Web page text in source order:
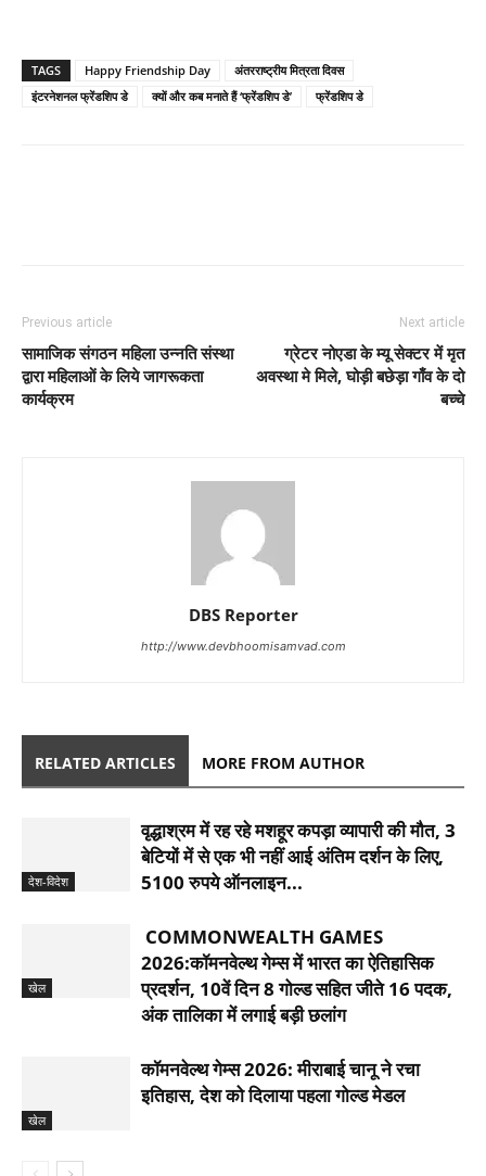
TAGS Happy Friendship Day
अंतरराष्ट्रीय मित्रता दिवस
इंटरनेशनल फ्रेंडशिप डे
क्यों और कब मनाते हैं ‘फ्रेंडशिप डे’ फ्रेंडशिप डे
Previous article
सामाजिक संगठन महिला उन्नति संस्था
द्वारा महिलाओं के लिये जागरूकता
कार्यक्रम
Next article
ग्रेटर नोएडा के म्यू सेक्टर में मृत
अवस्था मे मिले, घोड़ी बछेड़ा गाँव के दो
बच्चे
DBS Reporter
http://www.devbhoomisamvad.com
RELATED ARTICLES MORE FROM AUTHOR
देश-विदेश
वृद्धाश्रम में रह रहे मशहूर कपड़ा व्यापारी की मौत, 3
बेटियों में से एक भी नहीं आई अंतिम दर्शन के लिए,
5100 रुपये ऑनलाइन...
खेल
COMMONWEALTH GAMES
2026:कॉमनवेल्थ गेम्स में भारत का ऐतिहासिक
प्रदर्शन, 10वें दिन 8 गोल्ड सहित जीते 16 पदक,
अंक तालिका में लगाई बड़ी छलांग
खेल
कॉमनवेल्थ गेम्स 2026: मीराबाई चानू ने रचा
इतिहास, देश को दिलाया पहला गोल्‍ड मेडल